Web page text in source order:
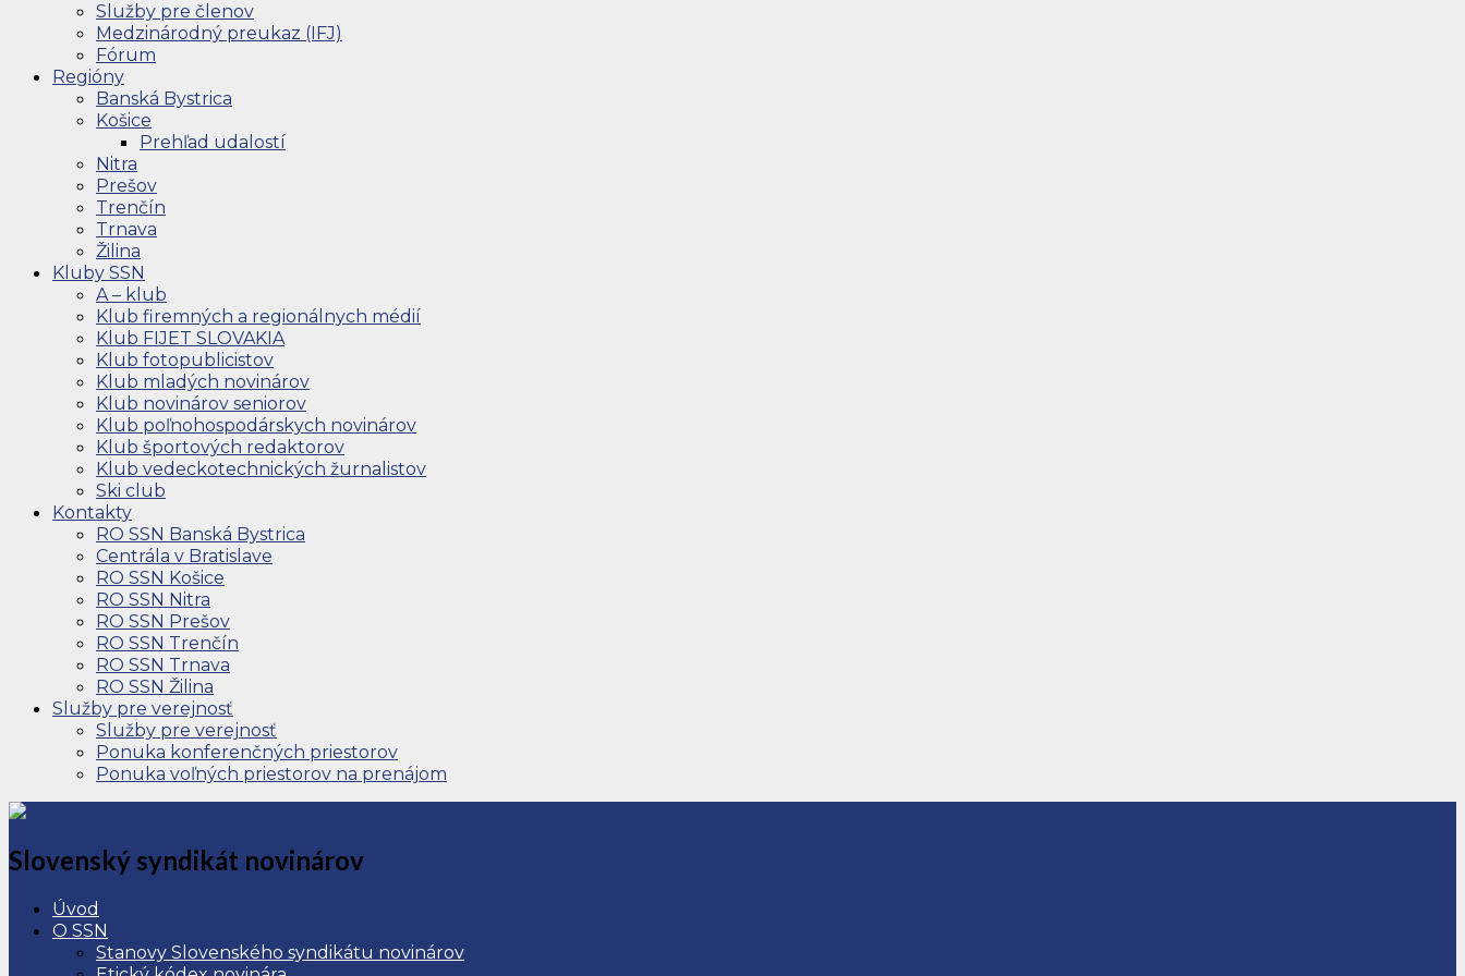
Služby pre členov
Medzinárodný preukaz (IFJ)
Fórum
Regióny
Banská Bystrica
Košice
Prehľad udalostí
Nitra
Prešov
Trenčín
Trnava
Žilina
Kluby SSN
A – klub
Klub firemných a regionálnych médií
Klub FIJET SLOVAKIA
Klub fotopublicistov
Klub mladých novinárov
Klub novinárov seniorov
Klub poľnohospodárskych novinárov
Klub športových redaktorov
Klub vedeckotechnických žurnalistov
Ski club
Kontakty
RO SSN Banská Bystrica
Centrála v Bratislave
RO SSN Košice
RO SSN Nitra
RO SSN Prešov
RO SSN Trenčín
RO SSN Trnava
RO SSN Žilina
Služby pre verejnosť
Služby pre verejnosť
Ponuka konferenčných priestorov
Ponuka voľných priestorov na prenájom
Slovenský syndikát novinárov
Úvod
O SSN
Stanovy Slovenského syndikátu novinárov